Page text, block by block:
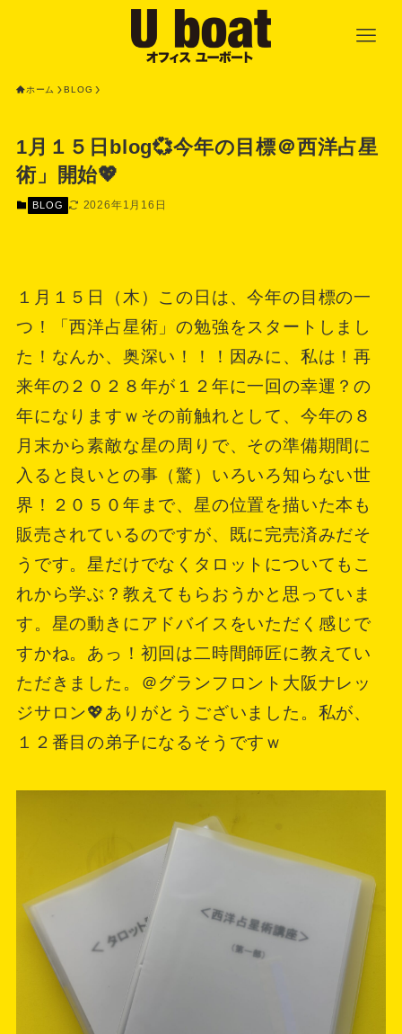
ホーム BLOG
1月１５日blog💞今年の目標＠西洋占星
術」開始💖
BLOG 2026年1月16日
１月１５日（木）この日は、今年の目標の一
つ！「西洋占星術」の勉強をスタートしまし
た！なんか、奥深い！！！因みに、私は！再
来年の２０２８年が１２年に一回の幸運？の
年になりますｗその前触れとして、今年の８
月末から素敵な星の周りで、その準備期間に
入ると良いとの事（驚）いろいろ知らない世
界！２０５０年まで、星の位置を描いた本も
販売されているのですが、既に完売済みだそ
うです。星だけでなくタロットについてもこ
れから学ぶ？教えてもらおうかと思っていま
す。星の動きにアドバイスをいただく感じで
すかね。あっ！初回は二時間師匠に教えてい
ただきました。＠グランフロント大阪ナレッ
ジサロン💖ありがとうございました。私が、
１２番目の弟子になるそうですｗ